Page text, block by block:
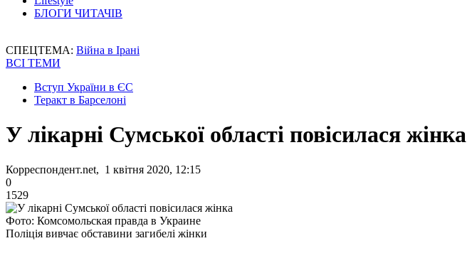
БЛОГИ ЧИТАЧІВ
СПЕЦТЕМА: Війна в Ірані
ВСІ ТЕМИ
Вступ України в ЄС
Теракт в Барселоні
У лікарні Сумської області повісилася жінка
Корреспондент.net, 1 квітня 2020, 12:15
0
1529
Фото: Комсомольская правда в Украине
Поліція вивчає обставини загибелі жінки